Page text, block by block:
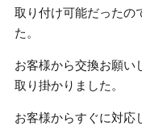
取り付け可能だったの
た。
お客様から交換お願い
取り掛かりました。
お客様からすぐに対応